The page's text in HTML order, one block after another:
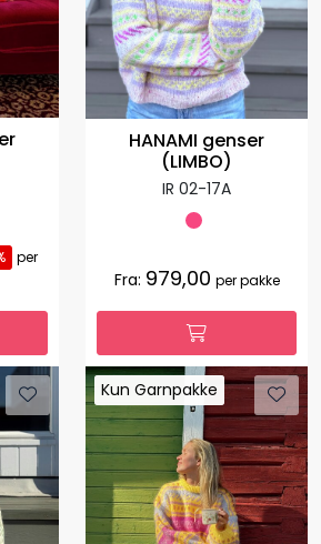
per
HANAMI genser
(LIMBO)
IR 02-17A
Fra: 979,00 per pakke
Kun Garnpakke
Kun Garnpakke